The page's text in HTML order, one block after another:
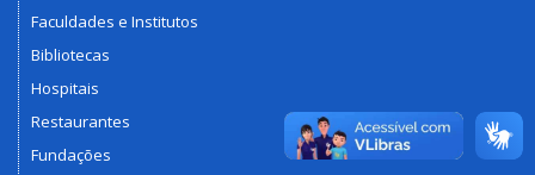
Faculdades e Institutos
Bibliotecas
Hospitais
Restaurantes
Fundações